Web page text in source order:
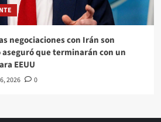
negociaciones con Irán son
que terminarán con un
EEUU
2026 0